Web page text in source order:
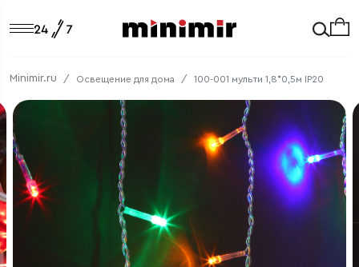
Minimir.ru Освещение для дома 100-001 мульти 1,8*0,5м IP20